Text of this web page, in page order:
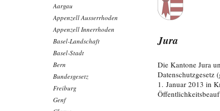
Aargau
Appenzell Ausserrhoden
Appenzell Innerrhoden
Basel-Landschaft
Basel-Stadt
Bern
Bundesgesetz
Freiburg
Genf
Jura
Die Kantone Jura
Datenschutzgesetz
1. Januar 2013 in